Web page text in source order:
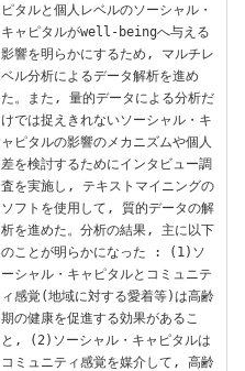
ピタルと個人レベルのソーシャル・
キャピタルがwell-beingへ与える
影響を明らかにするため, マルチレ
ベル分析によるデータ解析を進め
た。また, 量的データによる分析だ
けでは捉えきれないソーシャル・キ
ャピタルの影響のメカニズムや個人
差を検討するためにインタビュー調
査を実施し, テキストマイニングの
ソフトを使用して, 質的データの解
析を進めた。分析の結果, 主に以下
のことが明らかになった : (1)ソ
ーシャル・キャピタルとコミュニテ
ィ感覚(地域に対する愛着等)は高齢
期の健康を促進する効果があるこ
と, (2)ソーシャル・キャピタルは
コミュニティ感覚を媒介して, 高齢